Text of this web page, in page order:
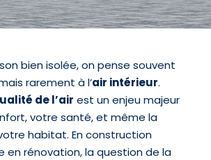
bien isolée, on pense souvent
rarement à l’air intérieur.
de l’air est un enjeu majeur
votre santé, et même la
habitat. En construction
en rénovation, la question de la